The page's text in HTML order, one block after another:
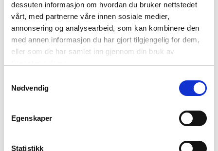
dessuten informasjon om hvordan du bruker nettstedet
vårt, med partnerne våre innen sosiale medier,
annonsering og analysearbeid, som kan kombinere den
med annen informasjon du har gjort tilgjengelig for dem,
eller som de har samlet inn gjennom din bruk av
Nødvendig
Egenskaper
Statistikk
ikke en fjord. Langs vatnet er det flere stoppesteder.
Fv 304utsiktspunkt – Rett ved nordspissen av
Ringvassøya er det er parkeringsområde med utsikt
mot nord. Her er det ofte mye vind, så vær forsiktig
når det blåser.